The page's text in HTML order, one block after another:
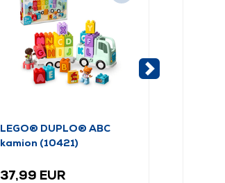
LEGO® DUPLO® ABC
kamion (10421)
37,99 EUR